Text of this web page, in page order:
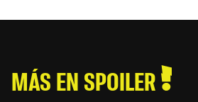
MÁS EN SPOILER